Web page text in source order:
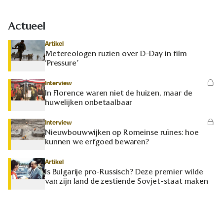
Actueel
Artikel
Metereologen ruziën over D-Day in film
‘Pressure’
Interview
In Florence waren niet de huizen, maar de
huwelijken onbetaalbaar
Interview
Nieuwbouwwijken op Romeinse ruïnes: hoe
kunnen we erfgoed bewaren?
Artikel
Is Bulgarije pro-Russisch? Deze premier wilde
van zijn land de zestiende Sovjet-staat maken